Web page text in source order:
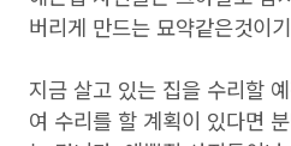
버리게 만드는 묘약같은것이
지금 살고 있는 집을 수리할
여 수리를 할 계획이 있다면